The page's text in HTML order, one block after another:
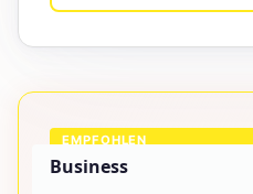
EMPFOHLEN
Business